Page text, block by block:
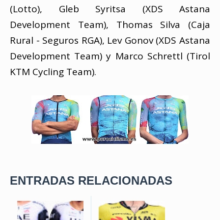
(Lotto), Gleb Syritsa (XDS Astana
Development Team), Thomas Silva (Caja
Rural - Seguros RGA), Lev Gonov (XDS Astana
Development Team) y Marco Schrettl (Tirol
KTM Cycling Team).
ENTRADAS RELACIONADAS